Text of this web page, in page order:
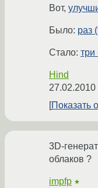
Вот,
Было: раз
Стало: три
Hind
27.02.2010
Показать
3D-
облаков ?
impfp ★